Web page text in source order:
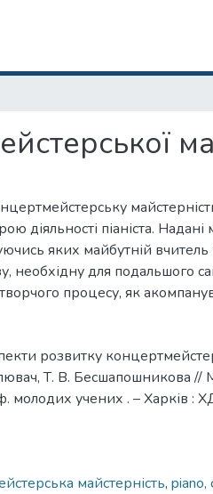
діяльності піаніста. Надані
яких майбутній
необхідну для подальшого
процесу, як
розвитку
Т. В. Бесшапошникова //
молодих учених . – Харків :
майстерність, piano,